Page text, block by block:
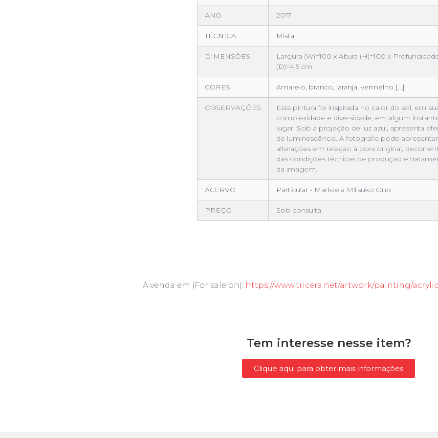
ANO 2017
TÉCNICA Mista
DIMENSÕES
Largura (W)=100 x Altura (H)=100 x
(D)=4,5 cm
CORES Amarelo, branco, laranja, vermelho [...]
OBSERVAÇÕES
Esta pintura foi inspirada no calor do sol, em
complexidade e diversidade, em algum
lugar. Sob a projeção de luz azul, apresenta
de luminescência. A fotografia pode apresentar
alterações em relação à obra original,
das condições técnicas de produção e
da imagem.
ACERVO Particular - Maristela Mitsuko Ono
PREÇO Sob consulta
À venda em (For sale on): https://www.tricera.net/artwork/painting/
Tem interesse nesse item?
Clique aqui para obter mais informações